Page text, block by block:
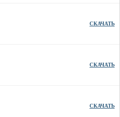
СКАЧАТЬ
СКАЧАТЬ
СКАЧАТЬ